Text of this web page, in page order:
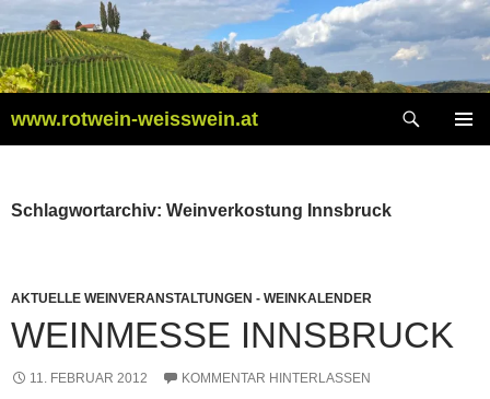
Inhalt
springen
www.rotwein-weisswein.at
Schlagwortarchiv: Weinverkostung Innsbruck
AKTUELLE WEINVERANSTALTUNGEN - WEINKALENDER
WEINMESSE INNSBRUCK
11. FEBRUAR 2012 KOMMENTAR HINTERLASSEN